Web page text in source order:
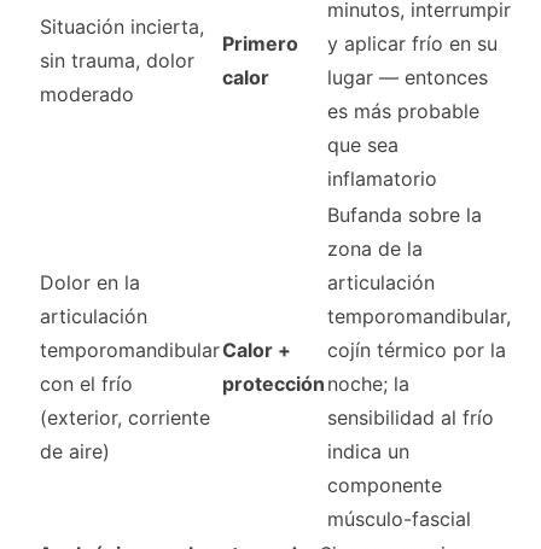
Situación incierta,
sin trauma, dolor
moderado
Primero
calor
minutos, interrumpir
y aplicar frío en su
lugar — entonces
es más probable
que sea
inflamatorio
Dolor en la
articulación
temporomandibular
con el frío
(exterior, corriente
de aire)
Calor +
protección
Bufanda sobre la
zona de la
articulación
temporomandibular,
cojín térmico por la
noche; la
sensibilidad al frío
indica un
componente
músculo-fascial